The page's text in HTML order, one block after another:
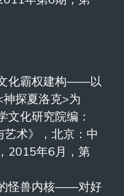
化霸权建构——以
探夏洛克>为
文化研究院编：
艺术》，北京：中
2015年6月，第
怪兽内核——对好